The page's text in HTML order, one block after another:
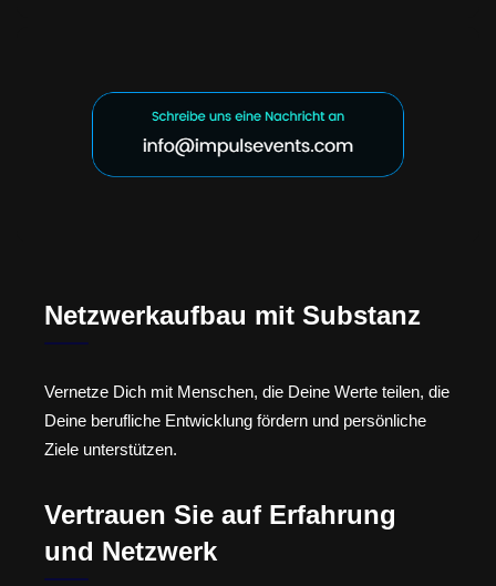
Netzwerkaufbau mit Substanz
Vernetze Dich mit Menschen, die Deine Werte teilen, die
Deine berufliche Entwicklung fördern und persönliche
Ziele unterstützen.
Vertrauen Sie auf Erfahrung
und Netzwerk